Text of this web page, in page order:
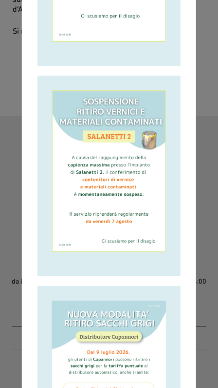
d’Ambito.
Si ringrazia la cittadinanza per la collaborazione.
SERVIZI IN EVIDENZA
Raccolta rifiuti e
Consegna sacchi
e contenitori
Servizi di raccolta
800-942951
da Lunedì a Sabato dalle 8:00 alle 14:00
Inviare i moduli tramite fax o tramite email
fax 0583436030
urp@ascit.it
Ritiro ingombranti